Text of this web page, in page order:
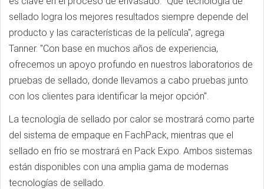
sellado logra los mejores resultados siempre depende del
producto y las características de la película", agrega
Tanner. "Con base en muchos años de experiencia,
ofrecemos un apoyo profundo en nuestros laboratorios de
pruebas de sellado, donde llevamos a cabo pruebas junto
con los clientes para identificar la mejor opción".
La tecnología de sellado por calor se mostrará como parte
del sistema de empaque en FachPack, mientras que el
sellado en frío se mostrará en Pack Expo. Ambos sistemas
están disponibles con una amplia gama de modernas
tecnologías de sellado.